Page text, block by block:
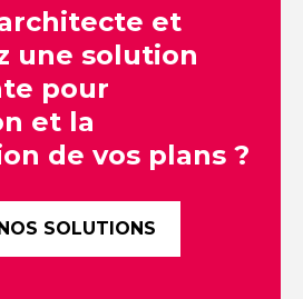
et
une solution
pour
et la
de vos plans ?
SOLUTIONS